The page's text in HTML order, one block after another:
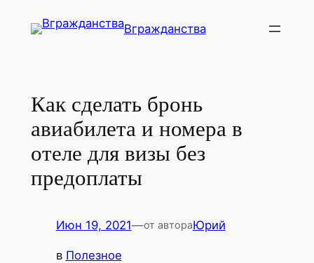
Вгражданства
Как сделать бронь
авиабилета и номера в
отеле для визы без
предоплаты
Июн 19, 2021—от автораЮрий
в Полезное